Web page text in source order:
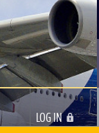
LOGIN